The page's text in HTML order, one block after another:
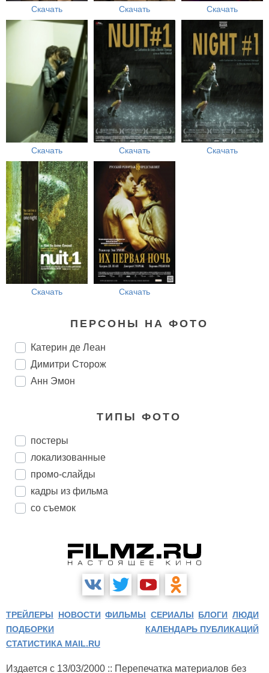
Скачать Скачать Скачать
Скачать Скачать Скачать
Скачать Скачать
ПЕРСОНЫ НА ФОТО
Катерин де Леан
Димитри Сторож
Анн Эмон
ТИПЫ ФОТО
постеры
локализованные
промо-слайды
кадры из фильма
со съемок
ТРЕЙЛЕРЫ НОВОСТИ ФИЛЬМЫ СЕРИАЛЫ БЛОГИ ЛЮДИ
ПОДБОРКИ
КАЛЕНДАРЬ ПУБЛИКАЦИЙ
СТАТИСТИКА MAIL.RU
Издается с 13/03/2000 :: Перепечатка материалов без